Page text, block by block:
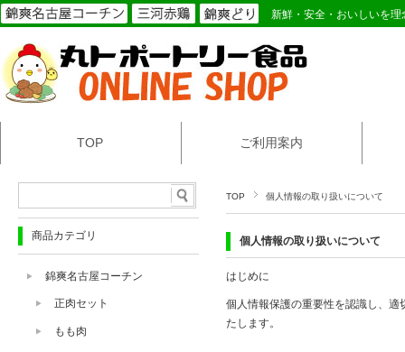
新鮮・安全・おいしいを
TOP ご利用案内
TOP 個人情報の取り扱いについて
個人情報の取り扱いについて
はじめに
個人情報保護の重要性を認識し、
たします。
商品カテゴリ
錦爽名古屋コーチン
正肉セット
もも肉